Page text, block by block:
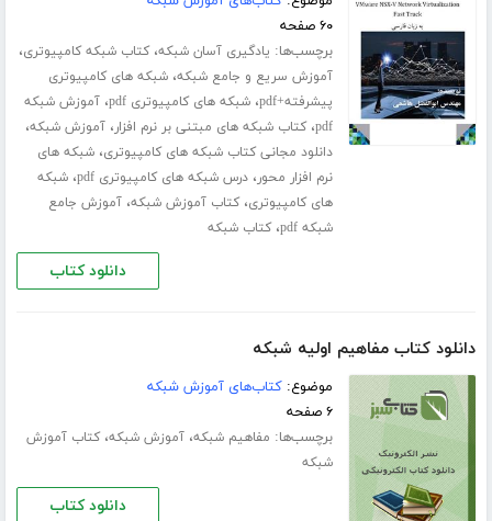
۶۰ صفحه
برچسب‌ها: یادگیری آسان شبکه،کتاب شبکه کامپیوتری،
آموزش سریع و جامع شبکه،شبکه های کامپیوتری
پیشرفته+pdf
،شبکه های کامپیوتری pdf ،آموزش شبکه
pdf،کتاب شبکه های مبتنی بر نرم افزار،آموزش شبکه،
دانلود مجانی کتاب شبکه های کامپیوتری،شبکه های
نرم افزار محور،درس شبکه های کامپیوتری pdf ،شبکه
های کامپیوتری،کتاب آموزش شبکه،آموزش جامع
شبکه pdf
،کتاب شبکه
دانلود کتاب
دانلود کتاب مفاهیم اولیه شبکه
موضوع:کتاب‌های آموزش شبکه
۶ صفحه
برچسب‌ها: مفاهیم شبکه،آموزش شبکه،کتاب آموزش
شبکه
دانلود کتاب